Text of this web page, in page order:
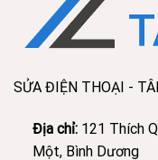
SỬA ĐIỆN THOẠI -
Địa chỉ: 121 Thích
Một, Bình Dương